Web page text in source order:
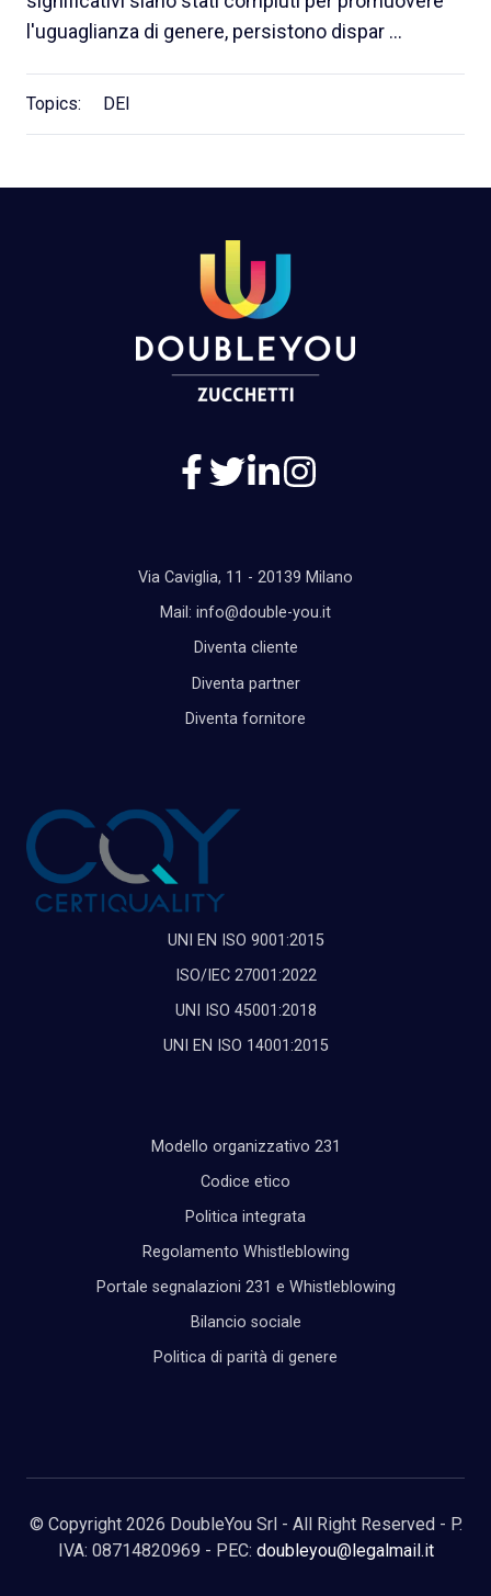
l'uguaglianza di genere, persistono dispar …
Topics: DEI
Via Caviglia, 11 - 20139 Milano
Mail: info@double-you.it
Diventa cliente
Diventa partner
Diventa fornitore
UNI EN ISO 9001:2015
ISO/IEC 27001:2022
UNI ISO 45001:2018
UNI EN ISO 14001:2015
Modello organizzativo 231
Codice etico
Politica integrata
Regolamento Whistleblowing
Portale segnalazioni 231 e Whistleblowing
Bilancio sociale
Politica di parità di genere
© Copyright 2026 DoubleYou Srl - All Right Reserved - P.
IVA: 08714820969 - PEC: doubleyou@legalmail.it